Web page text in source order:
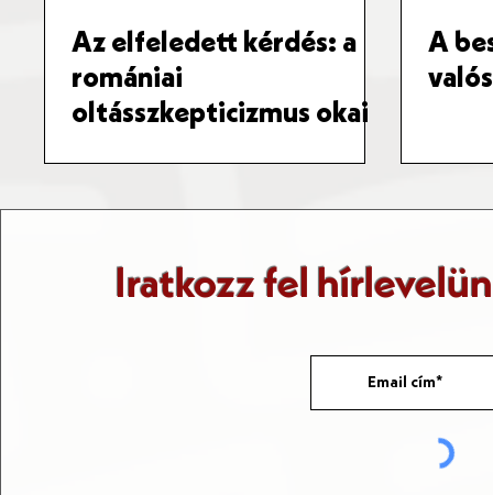
Az elfeledett kérdés: a
romániai
oltásszkepticizmus okai
A
Iratkozz fel